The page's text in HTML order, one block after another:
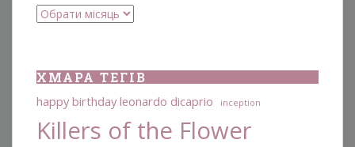
Архіви
ХМАРА ТЕГІВ
happy birthday leonardo dicaprio inception
Killers of the Flower